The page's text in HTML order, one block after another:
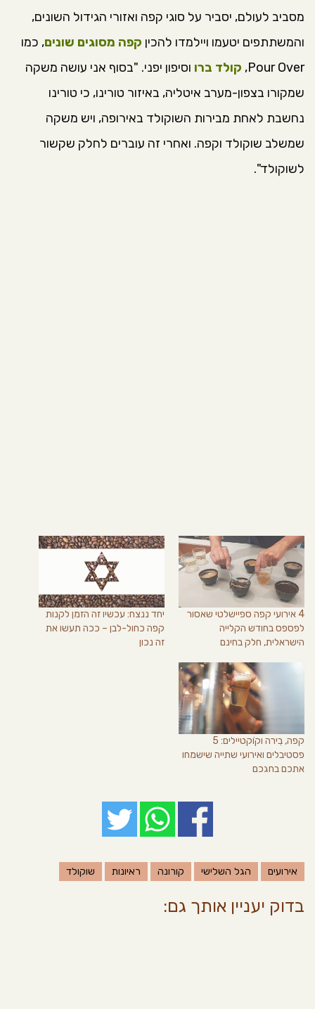
מסביב לעולם, יסביר על סוגי קפה ואזורי הגידול השונים,
והמשתתפים יטעמו ויילמדו להכין קפה מסוגים שונים, כמו
Pour Over, קולד ברו וסיפון יפני. "בסוף אני עושה משקה
שמקורו בצפון-מערב איטליה, באיזור טורינו, כי טורינו
נחשבת לאחת מבירות השוקולד באירופה, ויש משקה
שמשלב שוקולד וקפה. ואחרי זה עוברים לחלק שקשור
לשוקולד".
4 אירועי קפה ספיישלטי שאסור
לפספס בחודש הקלייה
הישראלית, חלק בחינם
יחד ננצח: עכשיו זה הזמן לקנות
קפה כחול-לבן – ככה תעשו את
זה נכון
קפה, בִירה וקוֹקטיילים: 5
פסטיבלים ואירועי שתייה שישמחו
אתכם בחגכם
אירועים הגל השלישי קורונה ראיונות שוקולד
בדוק יעניין אותך גם: